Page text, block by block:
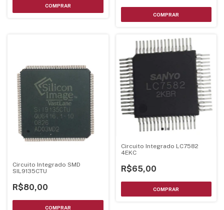
Circuito Integrado SMD
SIL9135CTU
R$80,00
Circuito Integrado LC7582
4EKC
R$65,00